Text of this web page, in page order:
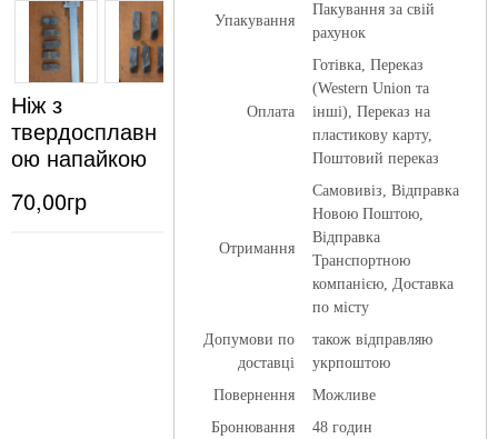
Ніж з
твердосплавн
ою напайкою
70,00гр
Упакування
Пакування за свій
рахунок
Оплата
Готівка, Переказ
(Western Union та
інші), Переказ на
пластикову карту,
Поштовий переказ
Отримання
Самовивіз, Відправка
Новою Поштою,
Відправка
Транспортною
компанією, Доставка
по місту
Допумови по
доставці
також відправляю
укрпоштою
Повернення
Можливе
Бронювання
48 годин